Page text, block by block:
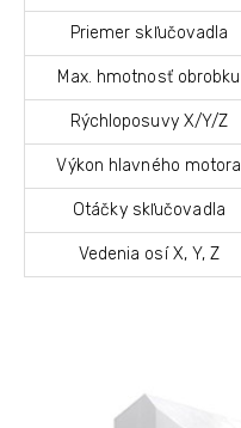
Priemer skľučovadla
Max. hmotnosť obrobku
Rýchloposuvy X/Y/Z
Výkon hlavného motora
Otáčky skľučovadla
Vedenia osí X, Y, Z